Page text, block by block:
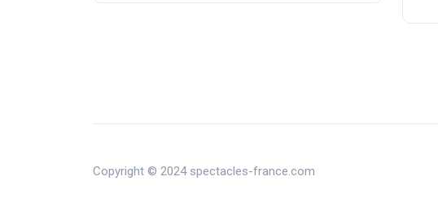
Copyright © 2024 spectacles-france.com